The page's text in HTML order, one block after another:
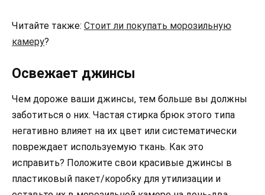
Читайте также: Стоит ли покупать морозильную
камеру?
Освежает джинсы
Чем дороже ваши джинсы, тем больше вы должны
заботиться о них. Частая стирка брюк этого типа
негативно влияет на их цвет или систематически
повреждает используемую ткань. Как это
исправить? Положите свои красивые джинсы в
пластиковый пакет/коробку для утилизации и